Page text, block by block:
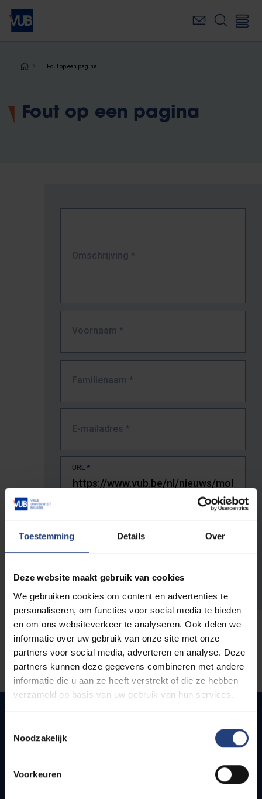
Toestemming Details Over
Deze website maakt gebruik van cookies
We gebruiken cookies om content en advertenties te
personaliseren, om functies voor social media te bieden
en om ons websiteverkeer te analyseren. Ook delen we
informatie over uw gebruik van onze site met onze
partners voor social media, adverteren en analyse. Deze
partners kunnen deze gegevens combineren met andere
informatie die u aan ze heeft verstrekt of die ze hebben
verzameld op basis van uw gebruik van hun services.
Noodzakelijk
Voorkeuren
Overslaan
naar
inhoudKruimelpad
Fout op een pagina
Fout op een pagina
Omschrijving *
Voornaam *
Familienaam *
E-mailadres *
URL *
De volledige URL van de pagina waar je de fout zag.
Snel naar